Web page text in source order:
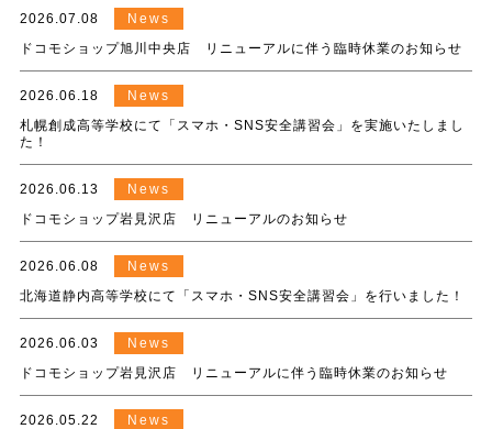
2026.07.08
News
ドコモショップ旭川中央店 リニューアルに伴う臨時休業のお知らせ
2026.06.18
News
札幌創成高等学校にて「スマホ・SNS安全講習会」を実施いたしまし
た！
2026.06.13
News
ドコモショップ岩見沢店 リニューアルのお知らせ
2026.06.08
News
北海道静内高等学校にて「スマホ・SNS安全講習会」を行いました！
2026.06.03
News
ドコモショップ岩見沢店 リニューアルに伴う臨時休業のお知らせ
2026.05.22
News